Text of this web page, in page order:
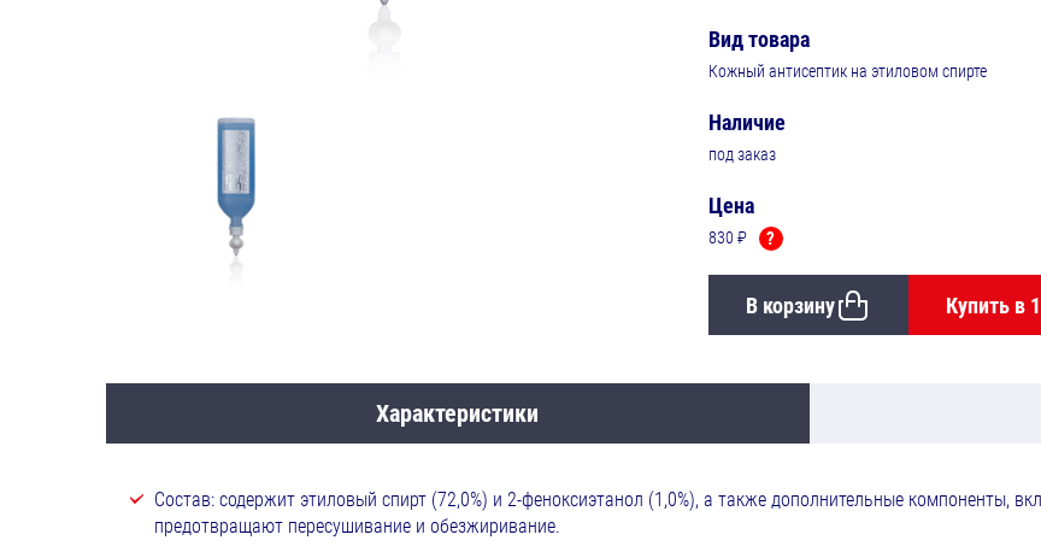
Вид товара
Кожный антисептик на этиловом спирте
Наличие
под заказ
Цена
830 ₽ ?
В корзину Купить в
Характеристики
Состав: содержит этиловый спирт (72,0%) и 2-феноксиэтанол (1,0%), а также дополнительные компоненты,
предотвращают пересушивание и обезжиривание.